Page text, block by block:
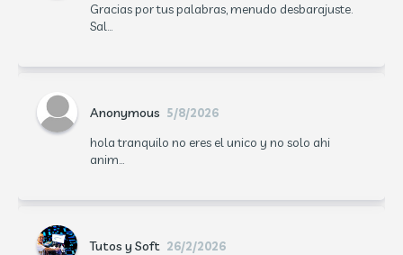
Gracias por tus palabras, menudo desbarajuste.
Sal...
Anonymous 5/8/2026
hola tranquilo no eres el unico y no solo ahi
anim...
Tutos y Soft 26/2/2026